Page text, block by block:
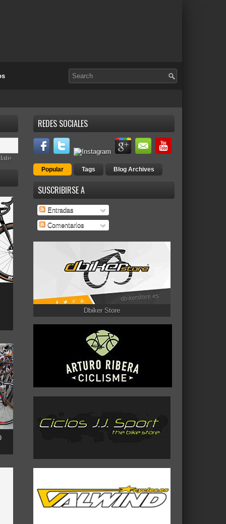
REDES SOCIALES
Popular Tags Blog Archives
SUSCRIBIRSE A
Entradas
Comentarios
Dbiker Store